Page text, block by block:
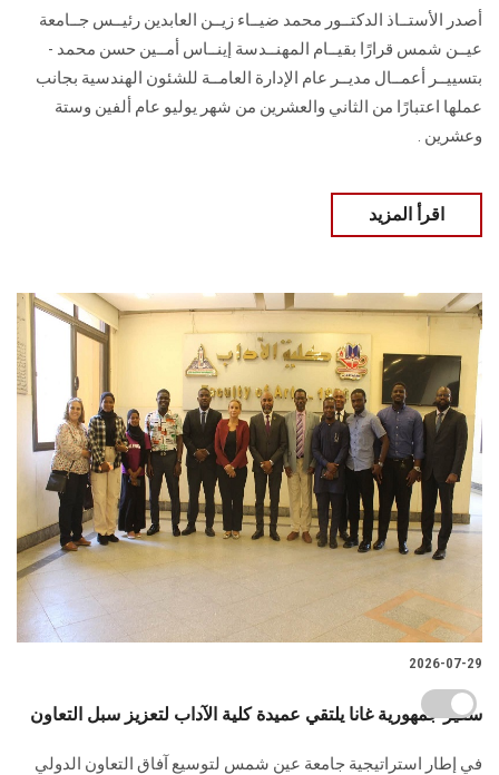
أصدر الأستــاذ الدكتــور محمد ضيــاء زيــن العابدين رئيــس جــامعة
عيــن شمس قرارًا بقيــام المهنــدسة إينــاس أمــين حسن محمد -
بتسييــر أعمــال مديــر عام الإدارة العامــة للشئون الهندسية بجانب
عملها اعتبارًا من الثاني والعشرين من شهر يوليو عام ألفين وستة
وعشرين .
اقرأ المزيد
2026-07-29
سفير جمهورية غانا يلتقي عميدة كلية الآداب لتعزيز سبل التعاون
في إطار استراتيجية جامعة عين شمس لتوسيع آفاق التعاون الدولي